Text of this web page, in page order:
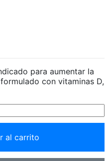
para aumentar la
con vitaminas D,
al carrito